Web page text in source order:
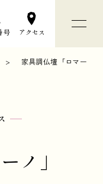
号 アクセス
家具調仏壇「ロマー
ノ」